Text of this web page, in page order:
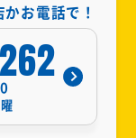
お電話で！